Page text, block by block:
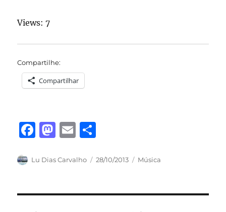
Views: 7
Compartilhe:
Compartilhar
F
c
b
M
st
d
E
ai a
Autor
Lu Dias Carvalho
Publicado
28/10/2013 Categorias
Música